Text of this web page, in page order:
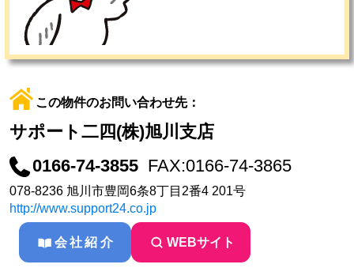
この物件のお問い合わせ先：
サポート二四(株)旭川支店
0166-74-3855 FAX:0166-74-3865
078-8236 旭川市豊岡6条8丁目2番4 201号
http://www.support24.co.jp
会社紹介 WEBサイト